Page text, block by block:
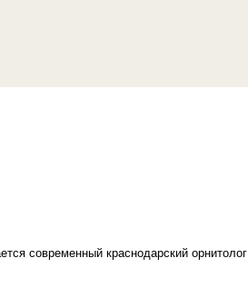
современный краснодарский орнитолог